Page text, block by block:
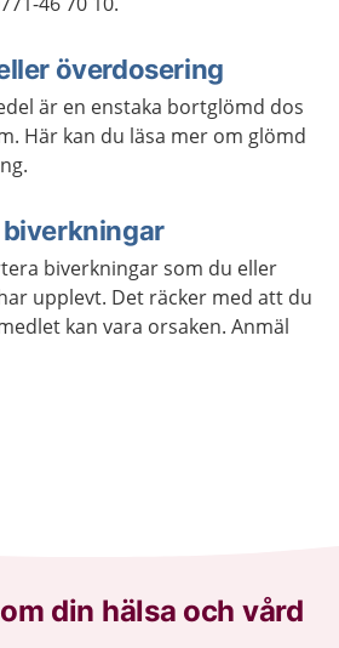
överdosering
är en enstaka bortglömd dos
Här kan du läsa mer om glömd
biverkningar som du eller
upplevt. Det räcker med att du
kan vara orsaken. Anmäl
din hälsa och vård